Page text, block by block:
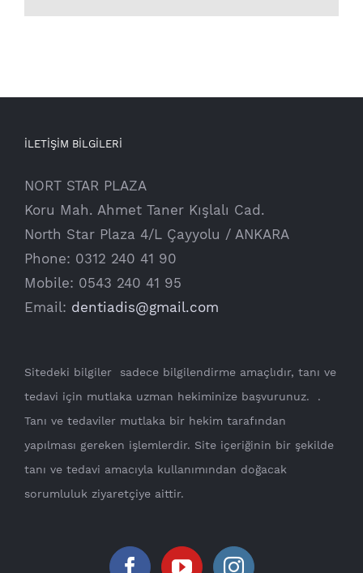
İLETİŞİM BİLGİLERİ
NORT STAR PLAZA
Koru Mah. Ahmet Taner Kışlalı Cad.
North Star Plaza 4/L Çayyolu / ANKARA
Phone: 0312 240 41 90
Mobile: 0543 240 41 95
Email: dentiadis@gmail.com
Sitedeki bilgiler sadece bilgilendirme amaçlıdır, tanı ve
tedavi için mutlaka uzman hekiminize başvurunuz. .
Tanı ve tedaviler mutlaka bir hekim tarafından
yapılması gereken işlemlerdir. Site içeriğinin bir şekilde
tanı ve tedavi amacıyla kullanımından doğacak
sorumluluk ziyaretçiye aittir.